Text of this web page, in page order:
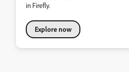
in Firefly.
Explore now